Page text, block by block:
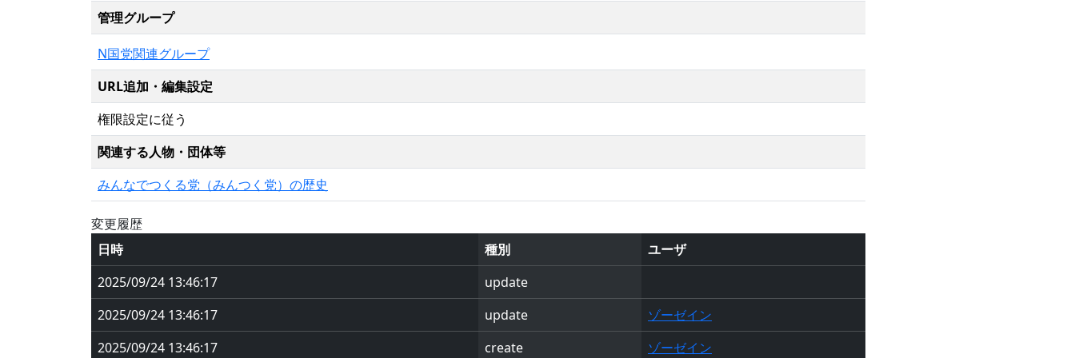
管理グループ
N国党関連グループ
URL追加・編集設定
権限設定に従う
関連する人物・団体等
みんなでつくる党（みんつく党）の歴史
変更履歴
日時
種別
ユーザ
2025/09/24 13:46:17
update
2025/09/24 13:46:17
update
ゾーゼイン
2025/09/24 13:46:17
create ゾーゼイン